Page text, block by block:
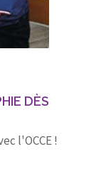
DÈS
l'OCCE !